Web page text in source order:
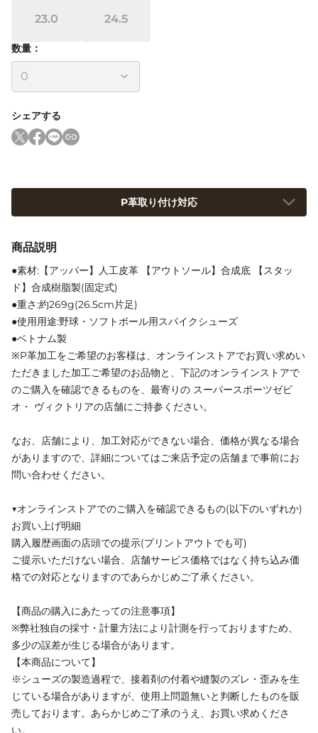
23.0 24.5
数量：
シェアする
P革取り付け対応
商品説明
●素材:【アッパー】人工皮革 【アウトソール】合成底 【スタッ
ド】合成樹脂製(固定式)
●重さ:約269g(26.5cm片足)
●使用用途:野球・ソフトボール用スパイクシューズ
●ベトナム製
※P革加工をご希望のお客様は、オンラインストアでお買い求めい
ただきました加工ご希望のお品物と、下記のオンラインストアで
のご購入を確認できるものを、最寄りの スーパースポーツゼビ
オ・ ヴィクトリアの店舗にご持参ください。
なお、店舗により、加工対応ができない場合、価格が異なる場合
がありますので、詳細についてはご来店予定の店舗まで事前にお
問い合わせください。
▼オンラインストアでのご購入を確認できるもの(以下のいずれか)
お買い上げ明細
購入履歴画面の店頭での提示(プリントアウトでも可)
ご提示いただけない場合、店舗サービス価格ではなく持ち込み価
格での対応となりますのであらかじめご了承ください。
【商品の購入にあたっての注意事項】
※弊社独自の採寸・計量方法により計測を行っておりますため、
多少の誤差が生じる場合があります。
【本商品について】
※シューズの製造過程で、接着剤の付着や縫製のズレ・歪みを生
じている場合がありますが、使用上問題無いと判断したものを販
売しております。あらかじめご了承のうえ、お買い求めくださ
い。